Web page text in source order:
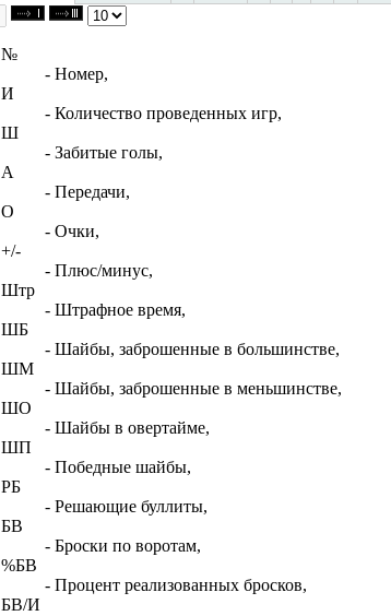
№
- Номер,
И
- Количество проведенных игр,
Ш
- Забитые голы,
А
- Передачи,
О
- Очки,
+/-
- Плюс/минус,
Штр
- Штрафное время,
ШБ
- Шайбы, заброшенные в большинстве,
ШМ
- Шайбы, заброшенные в меньшинстве,
ШО
- Шайбы в овертайме,
ШП
- Победные шайбы,
РБ
- Решающие буллиты,
БВ
- Броски по воротам,
%БВ
- Процент реализованных бросков,
БВ/И